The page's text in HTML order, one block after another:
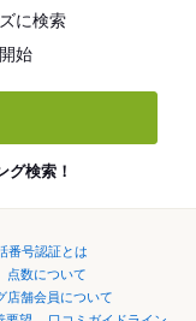
に検索
始
グ検索！
番号認証とは
点数について
店舗会員について